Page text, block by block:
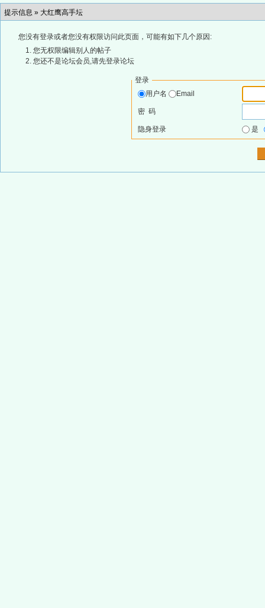
提示信息 » 大红鹰高手坛
您没有登录或者您没有权限访问此页面，可能有如下几个原因:
您无权限编辑别人的帖子
您还不是论坛会员,请先登录论坛
登录
用户名
Email
密 码
隐身登录 是